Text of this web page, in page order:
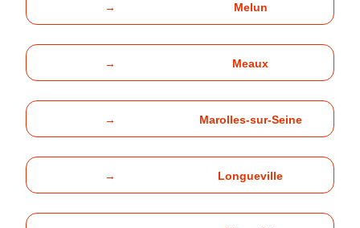
→ Melun
→ Meaux
→ Marolles-sur-Seine
→ Longueville